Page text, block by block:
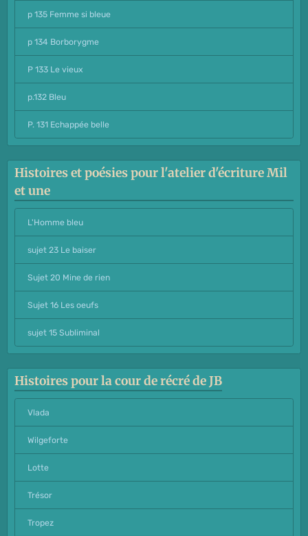
p 135 Femme si bleue
p 134 Borborygme
P 133 Le vieux
p.132 Bleu
P. 131 Echappée belle
Histoires et poésies pour l'atelier d'écriture Mil
et une
L'Homme bleu
sujet 23 Le baiser
Sujet 20 Mine de rien
Sujet 16 Les oeufs
sujet 15 Subliminal
Histoires pour la cour de récré de JB
Vlada
Wilgeforte
Lotte
Trésor
Tropez